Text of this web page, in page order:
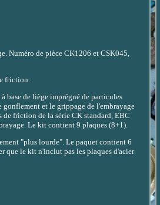
Numéro de pièce CK1206 et CSK045,
friction.
base de liège imprégné de particules
et le grippage de l'embrayage
friction de la série CK standard, EBC
Le kit contient 9 plaques (8+1).
"plus lourde". Le paquet contient 6
que le kit n'inclut pas les plaques d'acier